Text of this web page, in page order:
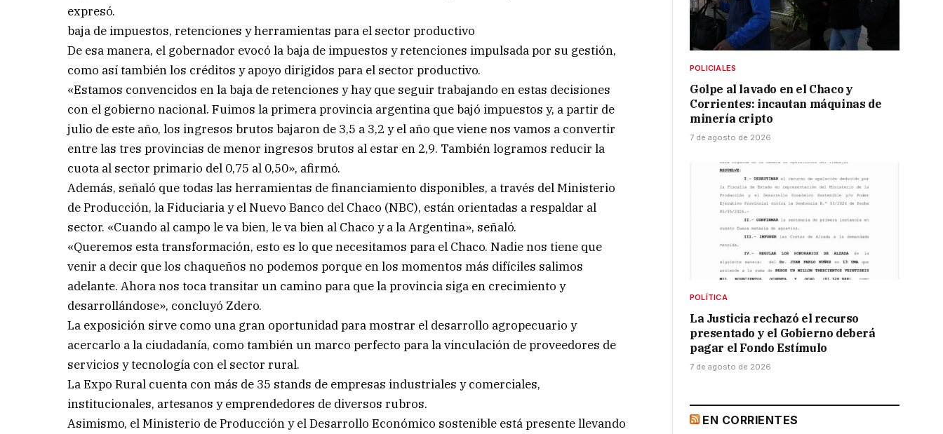
expresó.
baja de impuestos, retenciones y herramientas para el sector productivo
De esa manera, el gobernador evocó la baja de impuestos y retenciones impulsada por su gestión,
como así también los créditos y apoyo dirigidos para el sector productivo.
«Estamos convencidos en la baja de retenciones y hay que seguir trabajando en estas decisiones
con el gobierno nacional. Fuimos la primera provincia argentina que bajó impuestos y, a partir de
julio de este año, los ingresos brutos bajaron de 3,5 a 3,2 y el año que viene nos vamos a convertir
entre las tres provincias de menor ingresos brutos al estar en 2,9. También logramos reducir la
cuota al sector primario del 0,75 al 0,50», afirmó.
Además, señaló que todas las herramientas de financiamiento disponibles, a través del Ministerio
de Producción, la Fiduciaria y el Nuevo Banco del Chaco (NBC), están orientadas a respaldar al
sector. «Cuando al campo le va bien, le va bien al Chaco y a la Argentina», señaló.
«Queremos esta transformación, esto es lo que necesitamos para el Chaco. Nadie nos tiene que
venir a decir que los chaqueños no podemos porque en los momentos más difíciles salimos
adelante. Ahora nos toca transitar un camino para que la provincia siga en crecimiento y
desarrollándose», concluyó Zdero.
La exposición sirve como una gran oportunidad para mostrar el desarrollo agropecuario y
acercarlo a la ciudadanía, como también un marco perfecto para la vinculación de proveedores de
servicios y tecnología con el sector rural.
La Expo Rural cuenta con más de 35 stands de empresas industriales y comerciales,
institucionales, artesanos y emprendedores de diversos rubros.
Asimismo, el Ministerio de Producción y el Desarrollo Económico sostenible está presente llevando
POLICIALES
Golpe al lavado en el Chaco y
Corrientes: incautan máquinas de
minería cripto
7 de agosto de 2026
POLÍTICA
La Justicia rechazó el recurso
presentado y el Gobierno deberá
pagar el Fondo Estímulo
7 de agosto de 2026
EN CORRIENTES